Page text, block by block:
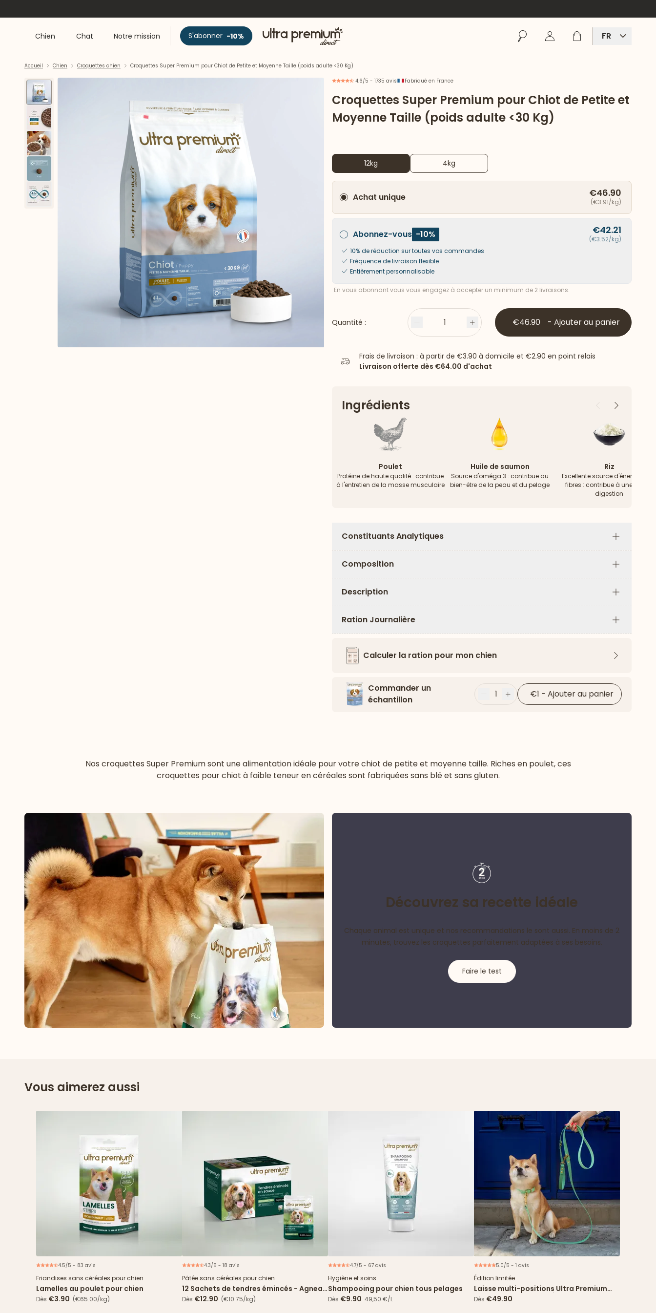
Chien Chat Notre mission S'abonner -10% Accueil RechercherSe connecter
Panier FR
Accueil Chien Croquettes chien Croquettes Super Premium pour Chiot de Petite et Moyenne Taille (poids adulte <30 Kg)
4.6/5 - 1735 avis Fabriqué en France
Croquettes Super Premium pour Chiot de Petite et
Moyenne Taille (poids adulte <30 Kg)
12kg 4kg
Achat unique €46.90
(€3.91/kg)
Abonnez-vous -10% €42.21
(€3.52/kg)
10% de réduction sur toutes vos commandes
Fréquence de livraison flexible
Entièrement personnalisable
En vous abonnant vous vous engagez à accepter un minimum de 2 livraisons.
Quantité : Moins 1 Plus €46.90 - Ajouter au panier
Frais de livraison : à partir de €3.90 à domicile et €2.90 en point relais
Livraison offerte dès €64.00 d'achat
Ingrédients PrécédentSuivant
Poulet
Protéine de haute qualité : contribue
à l'entretien de la masse musculaire
Huile de saumon
Source d'oméga 3 : contribue au
bien-être de la peau et du pelage
Riz
Excellente source d'énergie & de
fibres : contribue à une bonne
digestion
Constituants Analytiques
Plus
Composition
Plus
Description
Plus
Ration Journalière
Plus
Calculer la ration pour mon chien
Commander un
échantillon
Moins
1 Plus €1 - Ajouter au panier
Nos croquettes Super Premium sont une alimentation idéale pour votre chiot de petite et moyenne taille. Riches en poulet, ces
croquettes pour chiot à faible teneur en céréales sont fabriquées sans blé et sans gluten.
Découvrez sa recette idéale
Chaque animal est unique et nos recommandations le sont aussi. En moins de 2
minutes, trouvez les croquettes parfaitement adaptées à ses besoins.
Faire le test
Vous aimerez aussi
4.5/5 - 83 avis
Friandises sans céréales pour chien
Lamelles au poulet pour chien
Dès €3.90 (€65.00/kg)
4.3/5 - 18 avis
Pâtée sans céréales pour chien
12 Sachets de tendres émincés - Agneau
& haricots verts
Dès €12.90 (€10.75/kg)
4.7/5 - 67 avis
Hygiène et soins
Shampooing pour chien tous pelages
Dès €9.90 49,50 €/L
5.0/5 - 1 avis
Édition limitée
Laisse multi-positions Ultra Premium
Direct x Fidèle Paris - Édition limitée
Dès €49.90